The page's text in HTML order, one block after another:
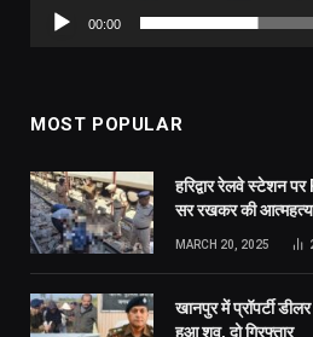
00:00
MOST POPULAR
हरिद्वार रेलवे स्टेशन
सर रखकर की
MARCH 20, 2025
खानपुर में प्रॉपर्टी
हुआ शव, दो गिरफ्तार